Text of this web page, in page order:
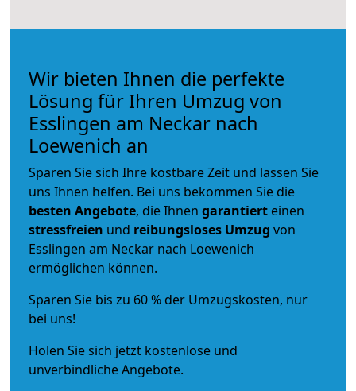
Wir bieten Ihnen die perfekte
Lösung für Ihren Umzug von
Esslingen am Neckar nach
Loewenich an
Sparen Sie sich Ihre kostbare Zeit und lassen Sie
uns Ihnen helfen. Bei uns bekommen Sie die
besten Angebote, die Ihnen garantiert einen
stressfreien und reibungsloses Umzug von
Esslingen am Neckar nach Loewenich
ermöglichen können.
Sparen Sie bis zu 60 % der Umzugskosten, nur
bei uns!
Holen Sie sich jetzt kostenlose und
unverbindliche Angebote.